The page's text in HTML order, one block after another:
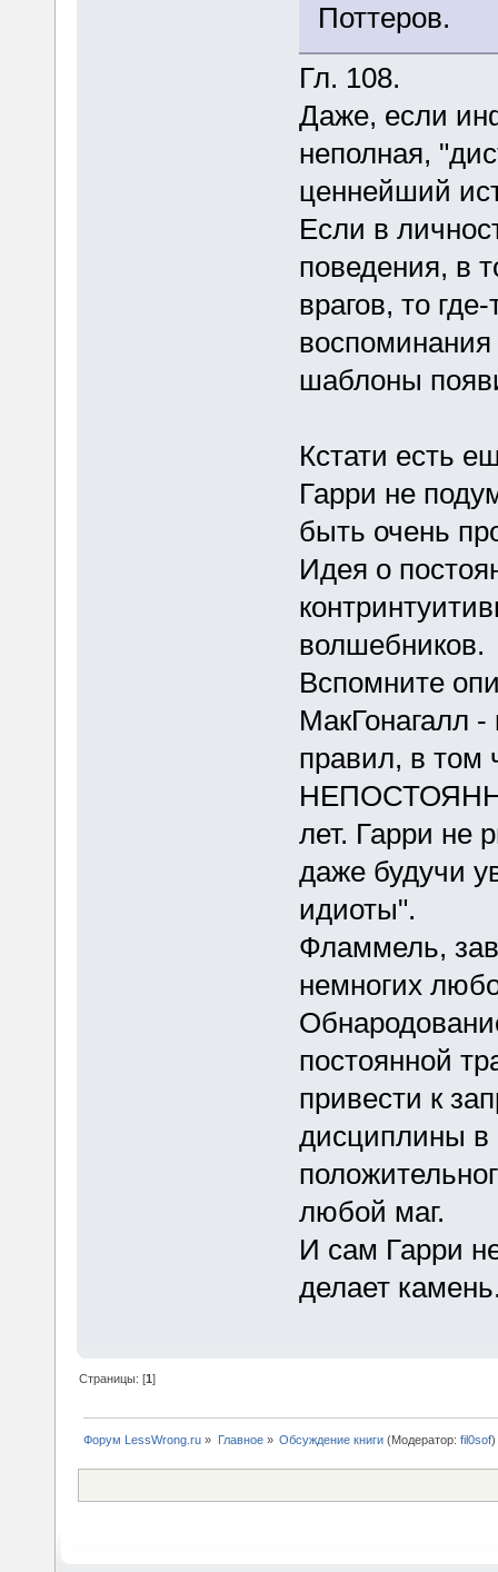
Поттеров.
Гл. 108.
Даже, если
неполная,
ценнейший
Если в
поведения, в
врагов, то
воспоминания
шаблоны
Кстати есть
Гарри не
быть очень
Идея о
волшебников.
Вспомните
МакГонагалл -
правил, в
лет. Гарри не
даже будучи
идиоты".
Фламмель,
немногих
постоянной
привести к
дисциплины в
любой маг.
И сам Гарри
делает
Страницы: [1]
Форум LessWrong.ru » Главное» Обсуждение книги(Модератор: fil0sof)